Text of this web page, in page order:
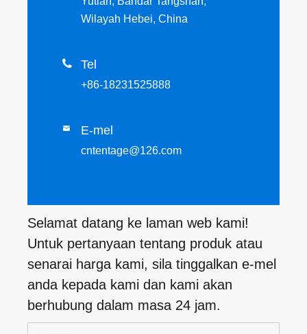
Wilayah Hebei, China
 Tel
+86-18231525888
 E-mel
cntentage@126.com
Selamat datang ke laman web kami!
Untuk pertanyaan tentang produk atau
senarai harga kami, sila tinggalkan e-mel
anda kepada kami dan kami akan
berhubung dalam masa 24 jam.